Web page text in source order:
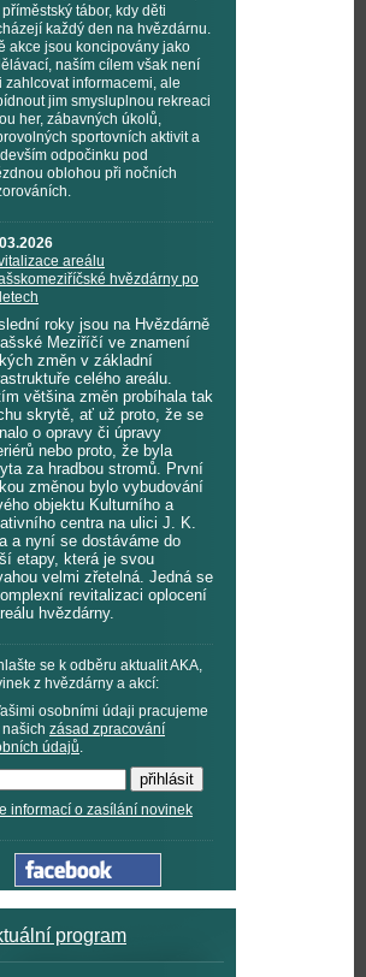
příměstský tábor, kdy děti
každý den na hvězdárnu.
akce jsou koncipovány jako
naším cílem však není
zahlcovat informacemi, ale
jim smysluplnou rekreaci
her, zábavných úkolů,
sportovních aktivit a
odpočinku pod
oblohou při nočních
areálu
hvězdárny po
roky jsou na Hvězdárně
Meziříčí ve znamení
změn v základní
celého areálu.
většina změn probíhala tak
skrytě, ať už proto, že se
o opravy či úpravy
nebo proto, že byla
za hradbou stromů. První
změnou bylo vybudování
objektu Kulturního a
centra na ulici J. K.
a nyní se dostáváme do
etapy, která je svou
velmi zřetelná. Jedná se
revitalizaci oplocení
hvězdárny.
se k odběru aktualit AKA,
z hvězdárny a akcí:
osobními údaji pracujeme
zásad zpracování
údajů.
informací o zasílání novinek
program